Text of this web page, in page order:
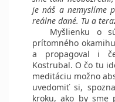
je náš a nemyslíme
reálne dané. Tu a
Myšlienku o
prítomného
a propagoval i
Kostrubal. O čo tu
meditáciu možno
uvedomiť si,
kroku, ako by sme